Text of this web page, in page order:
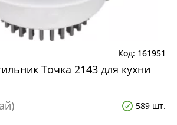
161951
Точка 2143 для кухни
589 шт.